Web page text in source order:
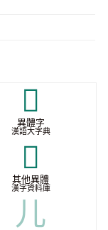
𣅏
異體字
漢語大字典
𫤗
其他異體
漢字資料庫
儿